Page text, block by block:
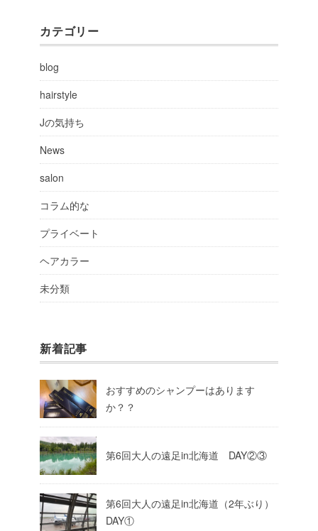
カテゴリー
blog
hairstyle
Jの気持ち
News
salon
コラム的な
プライベート
ヘアカラー
未分類
新着記事
おすすめのシャンプーはあります
か？？
第6回大人の遠足in北海道 DAY②③
第6回大人の遠足in北海道（2年ぶり）
DAY①